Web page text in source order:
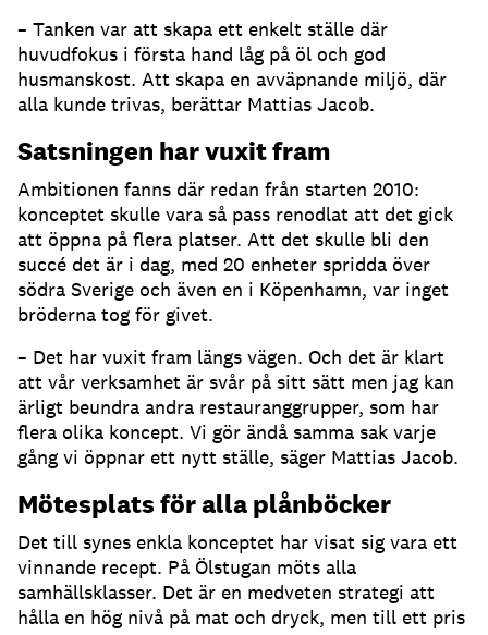
– Tanken var att skapa ett enkelt ställe där
huvudfokus i första hand låg på öl och god
husmanskost. Att skapa en avväpnande miljö, där
alla kunde trivas, berättar Mattias Jacob.
Satsningen har vuxit fram
Ambitionen fanns där redan från starten 2010:
konceptet skulle vara så pass renodlat att det gick
att öppna på flera platser. Att det skulle bli den
succé det är i dag, med 20 enheter spridda över
södra Sverige och även en i Köpenhamn, var inget
bröderna tog för givet.
– Det har vuxit fram längs vägen. Och det är klart
att vår verksamhet är svår på sitt sätt men jag kan
ärligt beundra andra restauranggrupper, som har
flera olika koncept. Vi gör ändå samma sak varje
gång vi öppnar ett nytt ställe, säger Mattias Jacob.
Mötesplats för alla plånböcker
Det till synes enkla konceptet har visat sig vara ett
vinnande recept. På Ölstugan möts alla
samhällsklasser. Det är en medveten strategi att
hålla en hög nivå på mat och dryck, men till ett pris